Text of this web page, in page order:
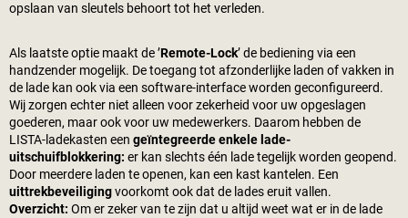
opslaan van sleutels behoort tot het verleden.
Als laatste optie maakt de ’Remote-Lock’ de bediening via een
handzender mogelijk. De toegang tot afzonderlijke laden of vakken in
de lade kan ook via een software-interface worden geconfigureerd.
Wij zorgen echter niet alleen voor zekerheid voor uw opgeslagen
goederen, maar ook voor uw medewerkers. Daarom hebben de
LISTA-ladekasten een geïntegreerde enkele lade-
uitschuifblokkering: er kan slechts één lade tegelijk worden geopend.
Door meerdere laden te openen, kan een kast kantelen. Een
uittrekbeveiligingvoorkomt ook dat de lades eruit vallen.
Overzicht: Om er zeker van te zijn dat u altijd weet wat er in de lade